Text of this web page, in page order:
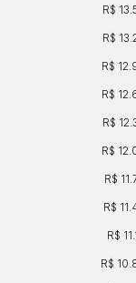
R$
R$
R$
R$
R$
R$
R$
R$
R$
R$